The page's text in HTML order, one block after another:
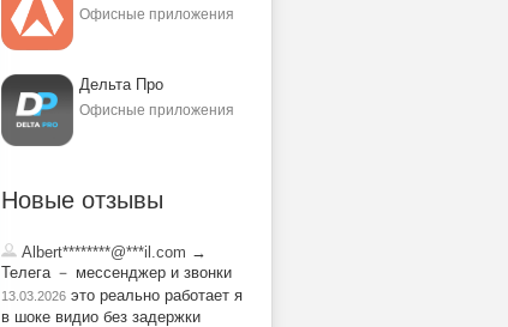
Офисные приложения
Дельта Про
Офисные приложения
Новые отзывы
Albert********@***il.com →
Телега － мессенджер и звонки
13.03.2026 это реально работает я
в шоке видио без задержки